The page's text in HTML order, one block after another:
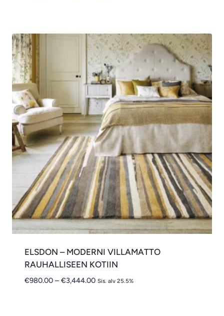
ELSDON – MODERNI VILLAMATTO
RAUHALLISEEN KOTIIN
€980.00 – €3,444.00Hintaluokka:
Sis. alv 25.5%